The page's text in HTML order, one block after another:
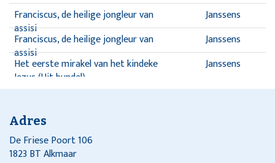
Franciscus, de heilige jongleur van
assisi
Janssens
Franciscus, de heilige jongleur van
assisi
Janssens
Het eerste mirakel van het kindeke
Jezus (Uit bundel)
Janssens
Het eerste wonder van het kindje
Janssens
Het eerste wonder van het kindje
Jezus
Het verhaal van de tijger
Adres
De Friese Poort 106
1823 BT Alkmaar